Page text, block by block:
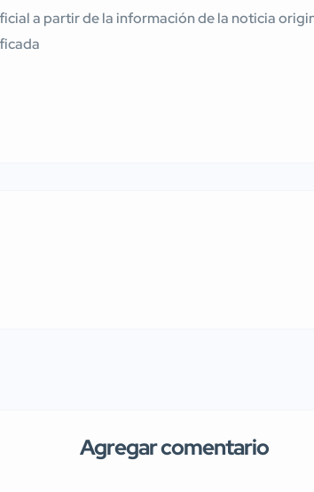
a partir de la información de la noticia
Agregar comentario